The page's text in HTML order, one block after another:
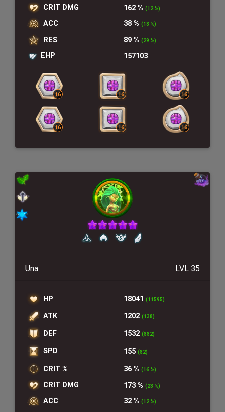
CRIT DMG 162 % (12 %)
ACC 38 % (18 %)
RES 89 % (29 %)
EHP 157103
Una LVL 35
HP 18041 (11595)
ATK 1202 (138)
DEF 1532 (882)
SPD 155 (82)
CRIT % 36 % (16 %)
CRIT DMG 173 % (23 %)
ACC 32 % (12 %)